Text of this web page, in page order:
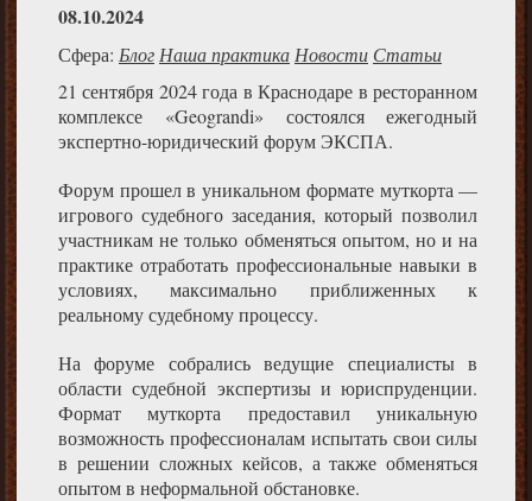
08.10.2024
Сфера: Блог Наша практика Новости Статьи
21 сентября 2024 года в Краснодаре в ресторанном
комплексе «Geograndi» состоялся ежегодный
экспертно-юридический форум ЭКСПА.
Форум прошел в уникальном формате муткорта —
игрового судебного заседания, который позволил
участникам не только обменяться опытом, но и на
практике отработать профессиональные навыки в
условиях, максимально приближенных к
реальному судебному процессу.
На форуме собрались ведущие специалисты в
области судебной экспертизы и юриспруденции.
Формат муткорта предоставил уникальную
возможность профессионалам испытать свои силы
в решении сложных кейсов, а также обменяться
опытом в неформальной обстановке.